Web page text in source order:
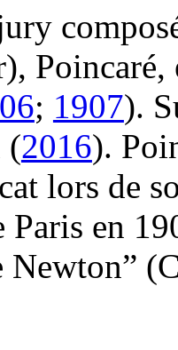
; 1907).
(2016).
lors de
Paris en
Newton”